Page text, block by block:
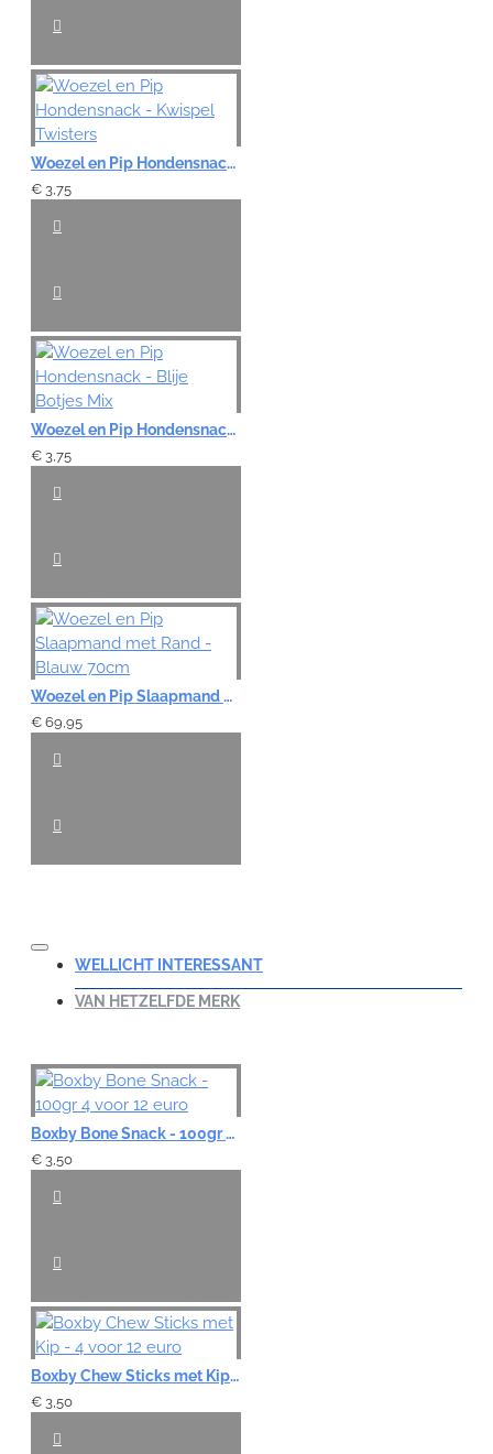
Woezel en Pip Hondensnack - Kwispel Twisters
€ 3,75
Woezel en Pip Hondensnack - Blije Botjes Mix
€ 3,75
Woezel en Pip Slaapmand met Rand - Blauw 70cm
€ 69,95
WELLICHT INTERESSANT
VAN HETZELFDE MERK
Boxby Bone Snack - 100gr 4 voor 12 euro
€ 3,50
Boxby Chew Sticks met Kip - 4 voor 12 euro
€ 3,50